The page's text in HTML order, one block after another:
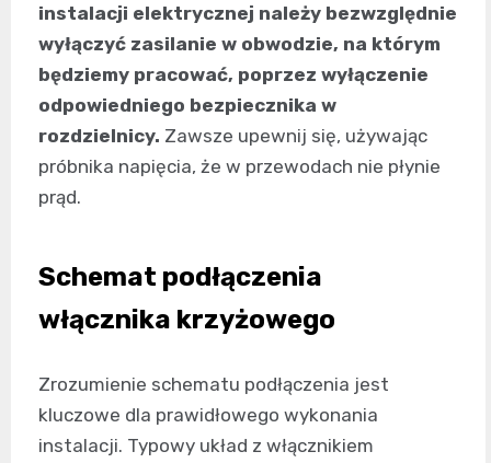
instalacji elektrycznej należy bezwzględnie
wyłączyć zasilanie w obwodzie, na którym
będziemy pracować, poprzez wyłączenie
odpowiedniego bezpiecznika w
rozdzielnicy. Zawsze upewnij się, używając
próbnika napięcia, że w przewodach nie płynie
prąd.
Schemat podłączenia
włącznika krzyżowego
Zrozumienie schematu podłączenia jest
kluczowe dla prawidłowego wykonania
instalacji. Typowy układ z włącznikiem